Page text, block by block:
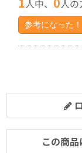
人中、 人の
参考になった！
この商